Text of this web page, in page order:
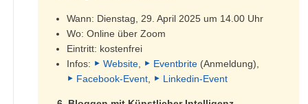
Wann: Dienstag, 29. April 2025 um 14.00 Uhr
Wo: Online über Zoom
Eintritt: kostenfrei
Infos:
Website, Eventbrite(Anmeldung),
Facebook-Event, Linkedin-Event